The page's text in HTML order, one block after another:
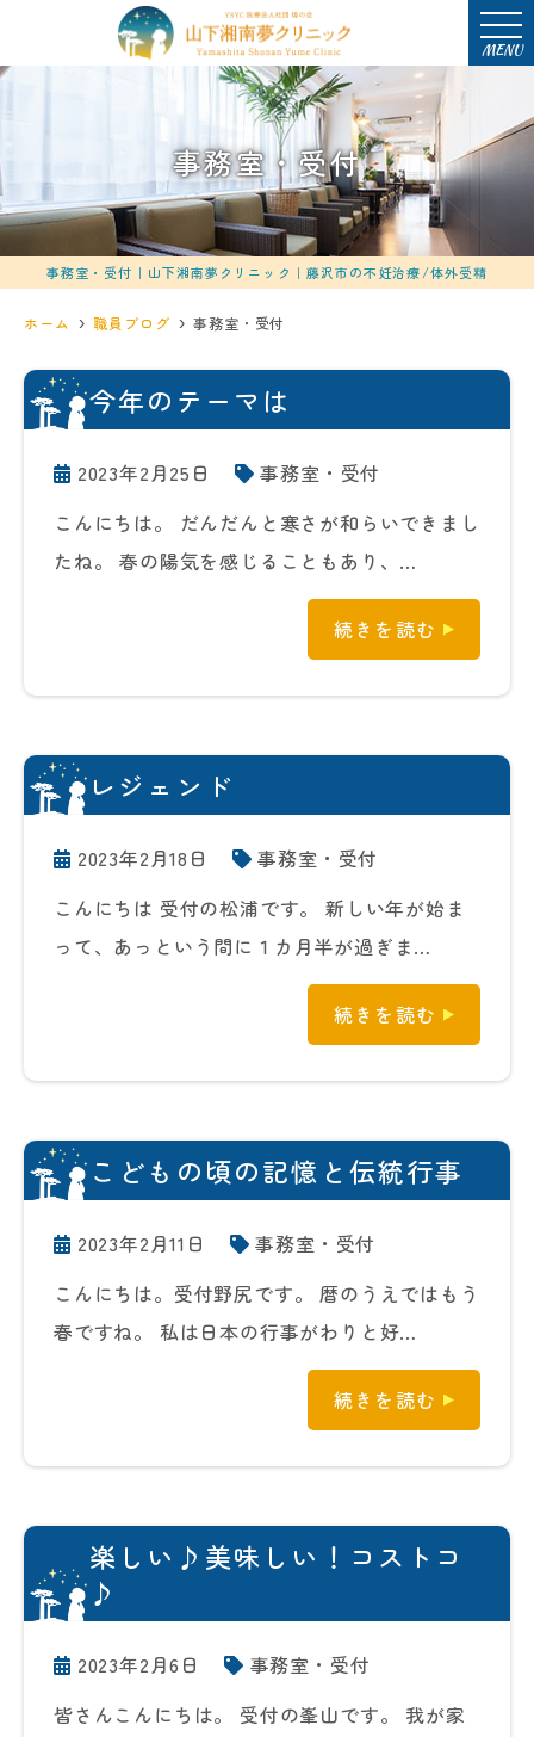
MENU
事務室・受付
事務室・受付｜山下湘南夢クリニック｜藤沢市の不妊治療/体外受精
ホーム 職員ブログ 事務室・受付
今年のテーマは
2023年2月25日
事務室・受付
こんにちは。 だんだんと寒さが和らいできまし
たね。 春の陽気を感じることもあり、…
続きを読む
レジェンド
2023年2月18日
事務室・受付
こんにちは 受付の松浦です。 新しい年が始ま
って、あっという間に１カ月半が過ぎま…
続きを読む
こどもの頃の記憶と伝統行事
2023年2月11日
事務室・受付
こんにちは。受付野尻です。 暦のうえではもう
春ですね。 私は日本の行事がわりと好…
続きを読む
楽しい♪美味しい！コストコ
♪
2023年2月6日
事務室・受付
皆さんこんにちは。 受付の峯山です。 我が家